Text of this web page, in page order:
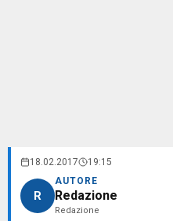
18.02.2017 19:15
R
AUTORE
Redazione
Redazione